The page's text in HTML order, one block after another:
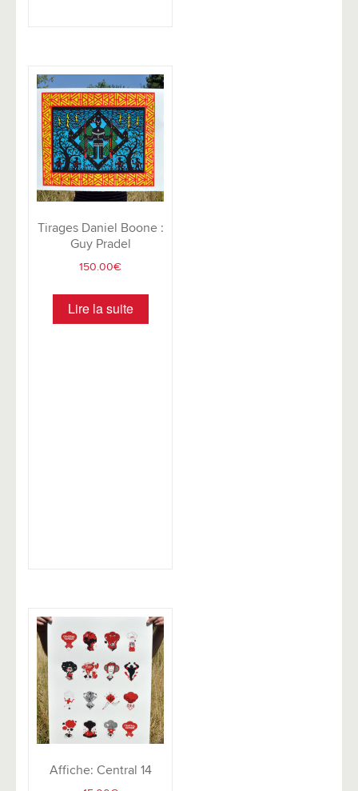
Tirages Daniel Boone :
Guy Pradel
150.00€
Lire la suite
Affiche: Central 14